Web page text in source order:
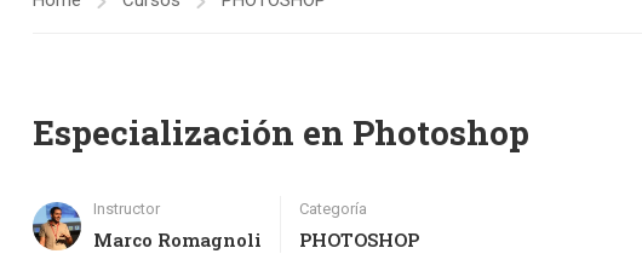
Especialización en Photoshop
Instructor
Marco Romagnoli
Categoría
PHOTOSHOP